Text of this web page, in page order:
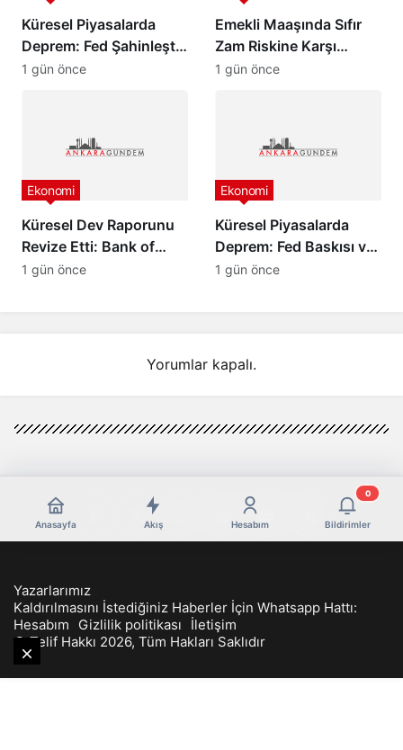
Küresel Piyasalarda
Deprem: Fed Şahinleşti,
Değerli Metaller Çakıldı!
1 gün önce
Emekli Maaşında Sıfır
Zam Riskine Karşı
Formül: Ak Parti Meclis
1 gün önce
Küresel Dev Raporunu
Revize Etti: Bank of
America’dan Türkiye
Ekonomi
1 gün önce
Küresel Piyasalarda
Deprem: Fed Baskısı ve
Barış Rüzgarları Altını
Ekonomi
1 gün önce
Yorumlar kapalı.
Anasayfa Akış Hesabım Bildirimler
0
Yazarlarımız
Kaldırılmasını İstediğiniz Haberler İçin Whatsapp Hattı:
Hesabım
Gizlilik politikası
İletişim
© Telif Hakkı 2026, Tüm Hakları Saklıdır